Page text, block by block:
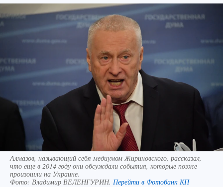
Алмазов, называющий себя медиумом Жириновского, рассказал,
что еще в 2014 году они обсуждали события, которые позже
произошли на Украине.
Фото: Владимир ВЕЛЕНГУРИН. Перейти в Фотобанк КП